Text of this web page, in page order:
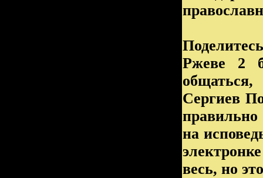
Ржеве 2
Сергиев
правильно
на
весь, но